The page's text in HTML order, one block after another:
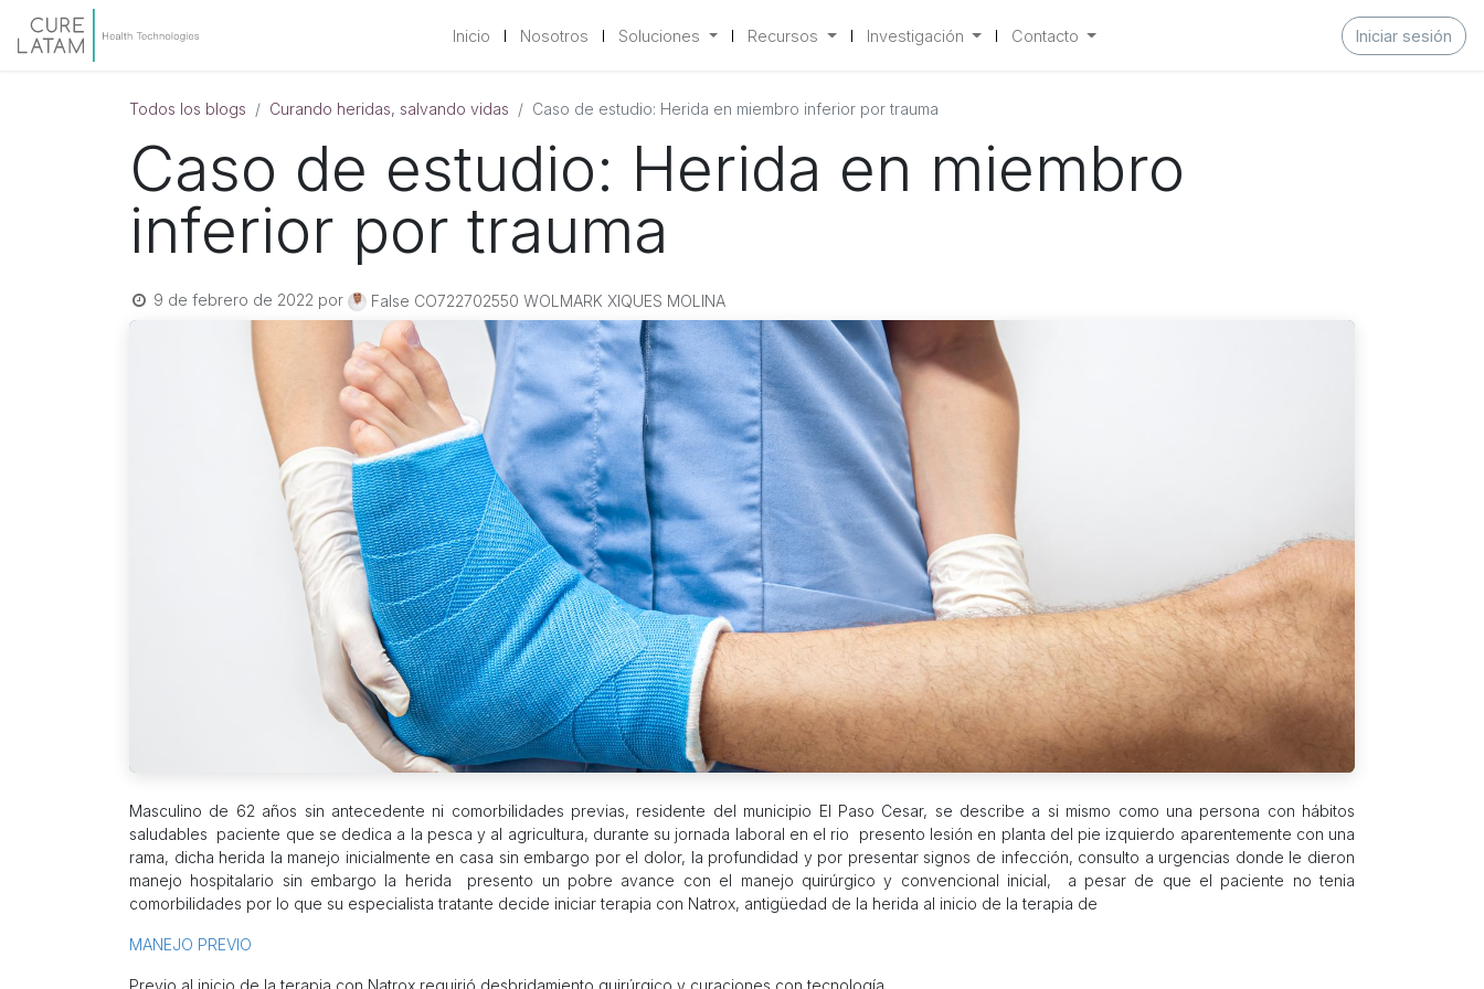
Inicio Nosotros Soluciones Recursos Investigación Contacto Iniciar sesión
Todos los blogs Curando heridas, salvando vidas Caso de estudio: Herida en miembro inferior por trauma
Caso de estudio: Herida en miembro
inferior por trauma
9 de febrero de 2022 por False CO722702550 WOLMARK XIQUES MOLINA
Masculino de 62 años sin antecedente ni comorbilidades previas, residente del municipio El Paso Cesar, se describe a si mismo como una persona con hábitos
saludables paciente que se dedica a la pesca y al agricultura, durante su jornada laboral en el rio presento lesión en planta del pie izquierdo aparentemente con una
rama, dicha herida la manejo inicialmente en casa sin embargo por el dolor, la profundidad y por presentar signos de infección, consulto a urgencias donde le dieron
manejo hospitalario sin embargo la herida presento un pobre avance con el manejo quirúrgico y convencional inicial, a pesar de que el paciente no tenia
comorbilidades por lo que su especialista tratante decide iniciar terapia con Natrox, antigüedad de la herida al inicio de la terapia de
MANEJO PREVIO
Previo al inicio de la terapia con Natrox requirió desbridamiento quirúrgico y curaciones con tecnología.